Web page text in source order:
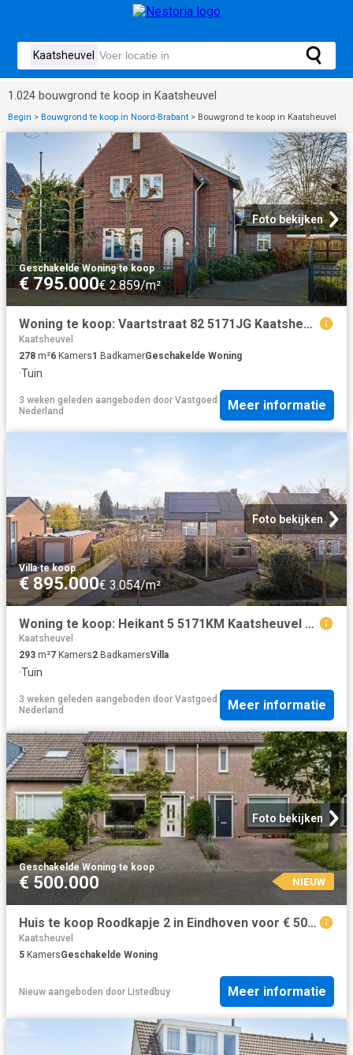
1.024 bouwgrond te koop in Kaatsheuvel
Begin > Bouwgrond te koop in Noord-Brabant > Bouwgrond te koop in Kaatsheuvel
Foto bekijken
Geschakelde Woning·te koop
€ 795.000€ 2.859/m²
Woning te koop: Vaartstraat 82 5171JG Kaatsheuvel Vastgoed Nederland
Kaatsheuvel
278 m²6 Kamers1 BadkamerGeschakelde Woning
·Tuin
3 weken geleden aangeboden door Vastgoed
Nederland
Meer informatie
Foto bekijken
Villa·te koop
€ 895.000€ 3.054/m²
Woning te koop: Heikant 5 5171KM Kaatsheuvel Vastgoed Nederland
Kaatsheuvel
293 m²7 Kamers2 BadkamersVilla
·Tuin
3 weken geleden aangeboden door Vastgoed
Nederland
Meer informatie
Foto bekijken
Geschakelde Woning·te koop
€ 500.000 NIEUW
Huis te koop Roodkapje 2 in Eindhoven voor € 500.000
Kaatsheuvel
5 KamersGeschakelde Woning
Nieuw aangeboden door Listedbuy Meer informatie